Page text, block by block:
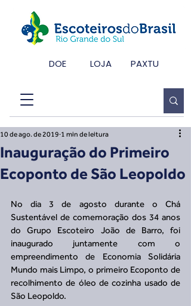
DOE LOJA PAXTU
Inauguração do Primeiro
Ecoponto de São Leopoldo
10 de ago. de 2019 1 min de leitura
No dia 3 de agosto durante o Chá
Sustentável de comemoração dos 34 anos
do Grupo Escoteiro João de Barro, foi
inaugurado juntamente com o
empreendimento de Economia Solidária
Mundo mais Limpo, o primeiro Ecoponto de
recolhimento de óleo de cozinha usado de
São Leopoldo.